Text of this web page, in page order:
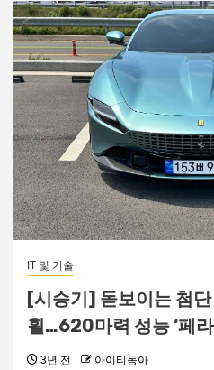
IT 및 기술
[시승기] 돋보이는 첨
휠…620마력 성능 ‘페
3년 전 아이티동아